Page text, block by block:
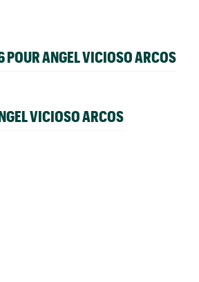
POUR ANGEL VICIOSO ARCOS
VICIOSO ARCOS